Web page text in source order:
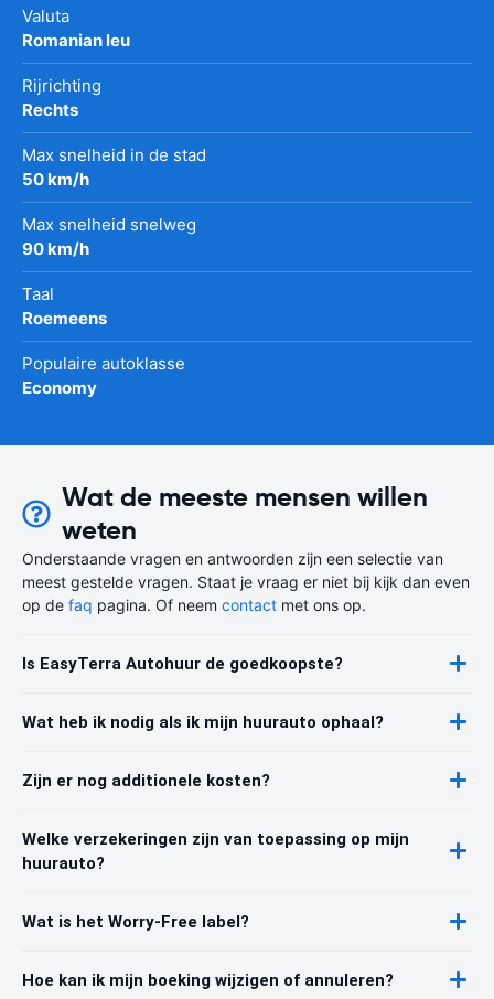
Valuta
Romanian leu
Rijrichting
Rechts
Max snelheid in de stad
50 km/h
Max snelheid snelweg
90 km/h
Taal
Roemeens
Populaire autoklasse
Economy
Wat de meeste mensen willen
weten
Onderstaande vragen en antwoorden zijn een selectie van
meest gestelde vragen. Staat je vraag er niet bij kijk dan even
op de faq pagina. Of neem contact met ons op.
Is EasyTerra Autohuur de goedkoopste?
Wat heb ik nodig als ik mijn huurauto ophaal?
Zijn er nog additionele kosten?
Welke verzekeringen zijn van toepassing op mijn
huurauto?
Wat is het Worry-Free label?
Hoe kan ik mijn boeking wijzigen of annuleren?